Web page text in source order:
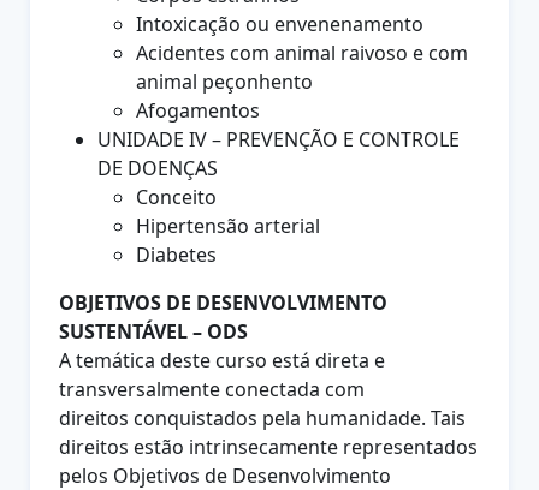
Intoxicação ou envenenamento
Acidentes com animal raivoso e com
animal peçonhento
Afogamentos
UNIDADE IV – PREVENÇÃO E CONTROLE
DE DOENÇAS
Conceito
Hipertensão arterial
Diabetes
OBJETIVOS DE DESENVOLVIMENTO
SUSTENTÁVEL – ODS
A temática deste curso está direta e
transversalmente conectada com
direitos conquistados pela humanidade. Tais
direitos estão intrinsecamente representados
pelos Objetivos de Desenvolvimento